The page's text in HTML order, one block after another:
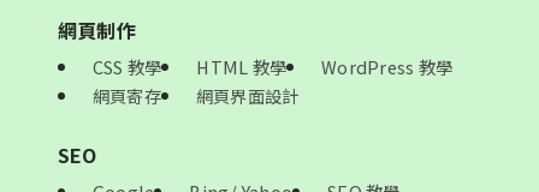
網頁制作
CSS 教學 HTML 教學
WordPress 教學
網頁寄存
網頁界面設計
SEO